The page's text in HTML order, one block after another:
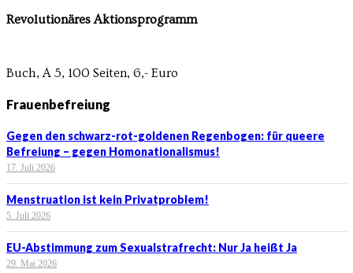
Revolutionäres Aktionsprogramm
Buch, A 5, 100 Seiten, 6,- Euro
Frauenbefreiung
Gegen den schwarz-rot-goldenen Regenbogen: für queere
Befreiung – gegen Homonationalismus!
17. Juli 2026
Menstruation ist kein Privatproblem!
5. Juli 2026
EU-Abstimmung zum Sexualstrafrecht: Nur Ja heißt Ja
29. Mai 2026